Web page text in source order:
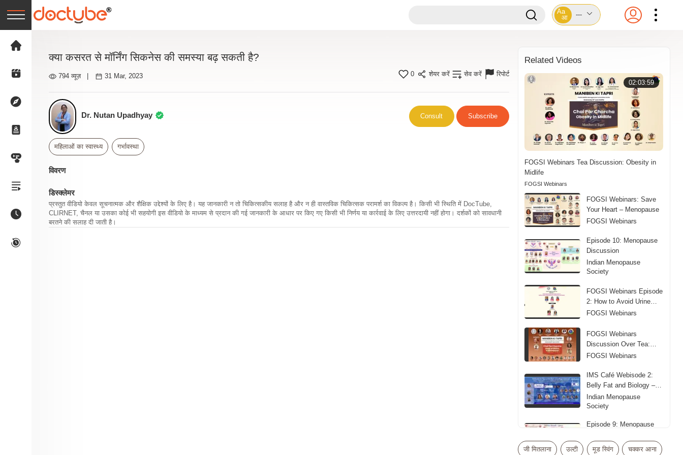
Aa
आ
---
क्या कसरत से मॉर्निंग सिकनेस की समस्या बढ़ सकती है?
794 व्यूज़ 31 Mar, 2023 0 शेयर करें सेव करें रिपोर्ट
Dr. Nutan Upadhyay Consult Subscribe
महिलाओं का स्वास्थ्य गर्भावस्था
विवरण
डिस्क्लेमर
प्रस्तुत वीडियो केवल सूचनात्मक और शैक्षिक उद्देश्यों के लिए है। यह जानकारी न तो चिकित्सकीय सलाह है और न ही वास्तविक चिकित्सक परामर्श का विकल्प है। किसी भी स्थिति में DocTube,
CLIRNET, चैनल या उसका कोई भी सहयोगी इस वीडियो के माध्यम से प्रदान की गई जानकारी के आधार पर किए गए किसी भी निर्णय या कार्रवाई के लिए उत्तरदायी नहीं होगा। दर्शकों को सावधानी
बरतने की सलाह दी जाती है।
Related Videos
02:03:59
FOGSI Webinars Tea Discussion: Obesity in
Midlife
FOGSI Webinars
FOGSI Webinars: Save
Your Heart – Menopause
FOGSI Webinars
Episode 10: Menopause
Discussion
Indian Menopause
Society
FOGSI Webinars Episode
2: How to Avoid Urine
Leakage
FOGSI Webinars
FOGSI Webinars
Discussion Over Tea:
Sleep Problems in
FOGSI Webinars
IMS Café Webisode 2:
Belly Fat and Biology –
Obesity in Midlife
Indian Menopause
Society
Episode 9: Menopause
Indian Menopause
जी मितलाना उल्टी मूड स्विंग चक्कर आना